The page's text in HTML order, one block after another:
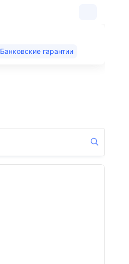
Банковские гарантии